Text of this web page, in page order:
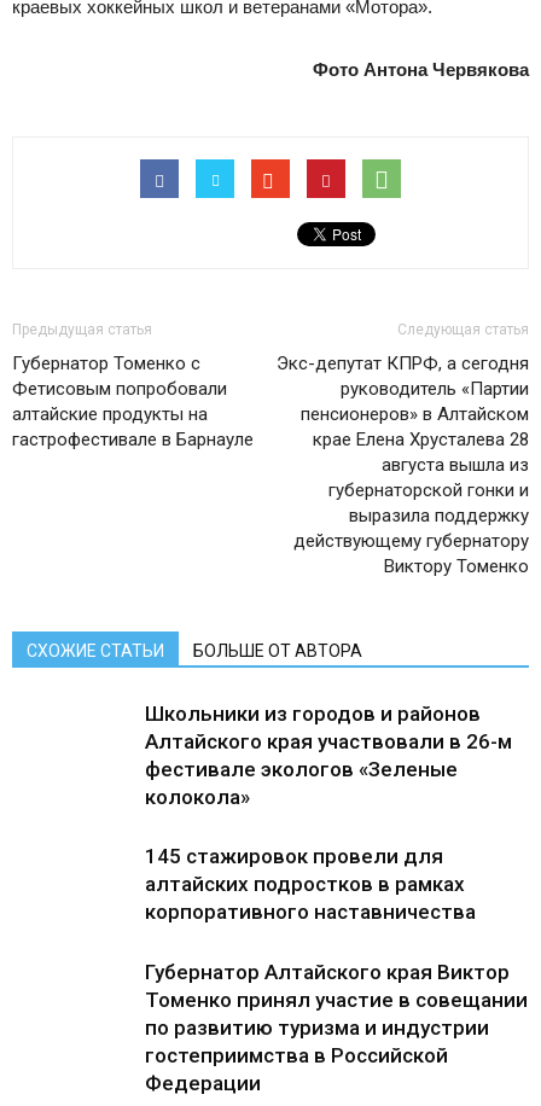
краевых хоккейных школ и ветеранами «Мотора».
Фото Антона Червякова
Предыдущая статья
Губернатор Томенко с
Фетисовым попробовали
алтайские продукты на
гастрофестивале в Барнауле
Следующая статья
Экс-депутат КПРФ, а сегодня
руководитель «Партии
пенсионеров» в Алтайском
крае Елена Хрусталева 28
августа вышла из
губернаторской гонки и
выразила поддержку
действующему губернатору
Виктору Томенко
СХОЖИЕ СТАТЬИ БОЛЬШЕ ОТ АВТОРА
Школьники из городов и районов
Алтайского края участвовали в 26-м
фестивале экологов «Зеленые
колокола»
145 стажировок провели для
алтайских подростков в рамках
корпоративного наставничества
Губернатор Алтайского края Виктор
Томенко принял участие в совещании
по развитию туризма и индустрии
гостеприимства в Российской
Федерации